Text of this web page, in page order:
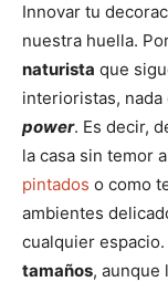
Innovar tu
nuestra huella.
naturista que
interioristas, nada
power. Es decir,
la casa sin temor
pintados o como
ambientes
cualquier
tamaños, aunque